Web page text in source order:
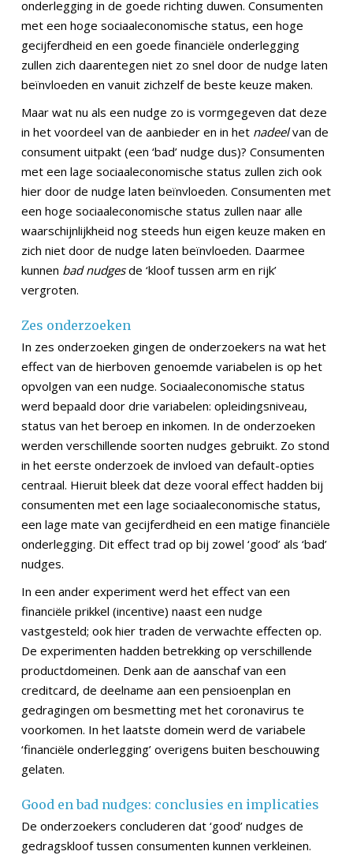
onderlegging in de goede richting duwen. Consumenten
met een hoge sociaaleconomische status, een hoge
gecijferdheid en een goede financiële onderlegging
zullen zich daarentegen niet zo snel door de nudge laten
beïnvloeden en vanuit zichzelf de beste keuze maken.
Maar wat nu als een nudge zo is vormgegeven dat deze
in het voordeel van de aanbieder en in het nadeelvan de
consument uitpakt (een ‘bad’ nudge dus)? Consumenten
met een lage sociaaleconomische status zullen zich ook
hier door de nudge laten beïnvloeden. Consumenten met
een hoge sociaaleconomische status zullen naar alle
waarschijnlijkheid nog steeds hun eigen keuze maken en
zich niet door de nudge laten beïnvloeden. Daarmee
kunnen bad nudgesde ‘kloof tussen arm en rijk’
vergroten.
Zes onderzoeken
In zes onderzoeken gingen de onderzoekers na wat het
effect van de hierboven genoemde variabelen is op het
opvolgen van een nudge. Sociaaleconomische status
werd bepaald door drie variabelen: opleidingsniveau,
status van het beroep en inkomen. In de onderzoeken
werden verschillende soorten nudges gebruikt. Zo stond
in het eerste onderzoek de invloed van default-opties
centraal. Hieruit bleek dat deze vooral effect hadden bij
consumenten met een lage sociaaleconomische status,
een lage mate van gecijferdheid en een matige financiële
onderlegging. Dit effect trad op bij zowel ‘good’ als ‘bad’
nudges.
In een ander experiment werd het effect van een
financiële prikkel (incentive) naast een nudge
vastgesteld; ook hier traden de verwachte effecten op.
De experimenten hadden betrekking op verschillende
productdomeinen. Denk aan de aanschaf van een
creditcard, de deelname aan een pensioenplan en
gedragingen om besmetting met het coronavirus te
voorkomen. In het laatste domein werd de variabele
‘financiële onderlegging’ overigens buiten beschouwing
gelaten.
Good en bad nudges: conclusies en implicaties
De onderzoekers concluderen dat ‘good’ nudges de
gedragskloof tussen consumenten kunnen verkleinen.